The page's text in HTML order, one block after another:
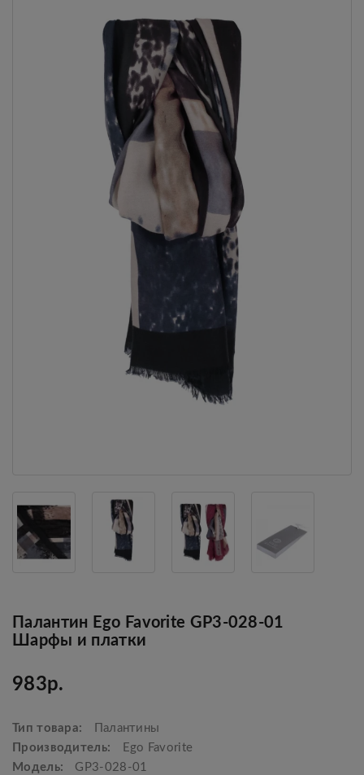
Палантин Ego Favorite GP3-028-01
Шарфы и платки
983р.
Тип товара:
Палантины
Производитель:
Ego Favorite
Модель:
GP3-028-01